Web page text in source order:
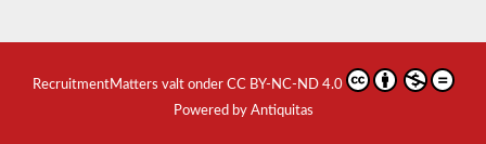
RecruitmentMatters valt onder CC BY-NC-ND 4.0
Powered by Antiquitas